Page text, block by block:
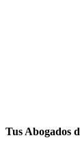
Tus Abogados